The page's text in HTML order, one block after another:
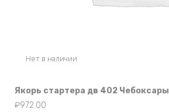
Нет в наличии
Якорь стартера дв 402 Чебоксары
₽972.00